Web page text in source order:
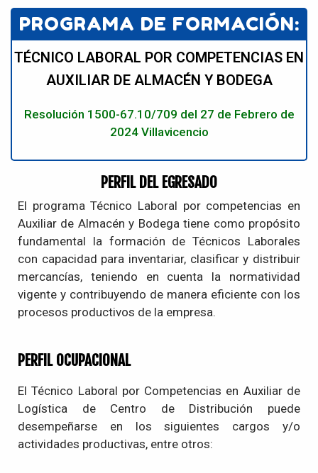
PROGRAMA DE FORMACIÓN:
TÉCNICO LABORAL POR COMPETENCIAS EN
AUXILIAR DE ALMACÉN Y BODEGA
Resolución 1500-67.10/709 del 27 de Febrero de
2024 Villavicencio
PERFIL DEL EGRESADO
El programa Técnico Laboral por competencias en
Auxiliar de Almacén y Bodega tiene como propósito
fundamental la formación de Técnicos Laborales
con capacidad para inventariar, clasificar y distribuir
mercancías, teniendo en cuenta la normatividad
vigente y contribuyendo de manera eficiente con los
procesos productivos de la empresa.
PERFIL OCUPACIONAL
El Técnico Laboral por Competencias en Auxiliar de
Logística de Centro de Distribución puede
desempeñarse en los siguientes cargos y/o
actividades productivas, entre otros: